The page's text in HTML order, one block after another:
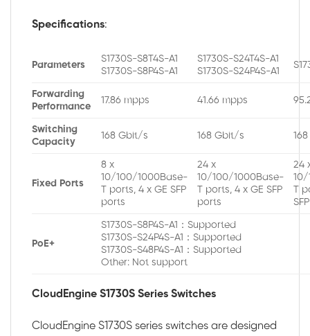
Specifications:
Parameters
S1730S-S8T4S-A1
S1730S-S8P4S-A1
S1730S-S24T4S-A1
S1730S-S24P4S-A1
Forwarding
Performance
17.86 mpps 41.66 mpps
Switching
Capacity
168 Gbit/s 168 Gbit/s
Fixed Ports
8 x
10/100/1000Base-
T ports, 4 x GE SFP
ports
24 x
10/100/1000Base-
T ports, 4 x GE SFP
ports
24
T
PoE+
S1730S-S8P4S-A1：Supported
S1730S-S24P4S-A1：Supported
S1730S-S48P4S-A1：Supported
Other: Not support
CloudEngine S1730S Series Switches
CloudEngine S1730S series switches are designed